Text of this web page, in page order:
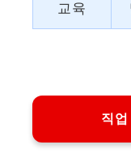
교육
직업